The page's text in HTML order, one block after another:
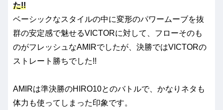
た!!
ベーシックなスタイルの中に変形のパワームーブを抜
群の安定感で魅せるVICTORに対して、フローそのも
のがフレッシュなAMIRでしたが、決勝ではVICTORの
ストレート勝ちでした!!
AMIRは準決勝のHIRO10とのバトルで、かなりネタも
体力も使ってしまった印象です。